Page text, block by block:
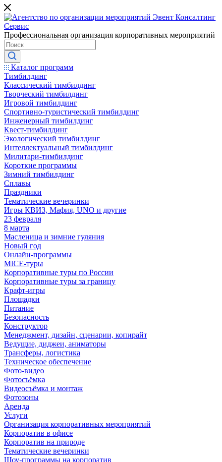
Профессиональная организация корпоративных мероприятий
Каталог программ
Тимбилдинг
Классический тимбилдинг
Творческий тимбилдинг
Игровой тимбилдинг
Спортивно-туристический тимбилдинг
Инженерный тимбилдинг
Квест-тимбилдинг
Экологический тимбилдинг
Интеллектуальный тимбилдинг
Милитари-тимбилдинг
Короткие программы
Зимний тимбилдинг
Сплавы
Праздники
Тематические вечеринки
Игры КВИЗ, Мафия, UNO и другие
23 февраля
8 марта
Масленица и зимние гуляния
Новый год
Онлайн-программы
MICE‑туры
Корпоративные туры по России
Корпоративные туры за границу
Крафт-игры
Площадки
Питание
Безопасность
Конструктор
Менеджмент, дизайн, сценарии, копирайт
Ведущие, диджеи, аниматоры
Трансферы, логистика
Техническое обеспечение
Фото-видео
Фотосъёмка
Видеосъёмка и монтаж
Фотозоны
Аренда
Услуги
Организация корпоративных мероприятий
Корпоратив в офисе
Корпоратив на природе
Тематические вечеринки
Шоу-программы на корпоратив